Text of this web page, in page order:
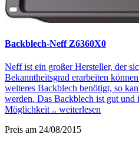
Backblech-Neff Z6360X0
Neff ist ein großer Hersteller, der
Bekanntheitsgrad erarbeiten
weiteres Backblech benötigt, so
werden. Das Backblech ist gut und
Möglichkeit .. weiterlesen
Preis am 24/08/2015